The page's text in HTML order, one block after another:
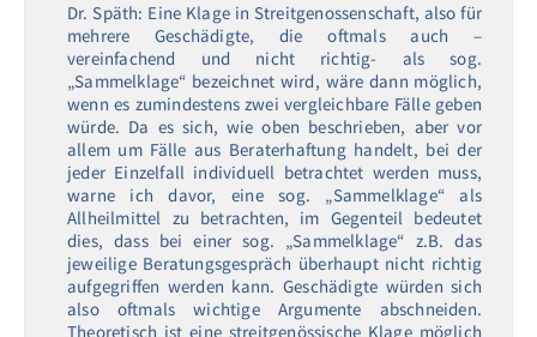
Dr. Späth: Eine Klage in Streitgenossenschaft, also für
mehrere Geschädigte, die oftmals auch –
vereinfachend und nicht richtig- als sog.
„Sammelklage“ bezeichnet wird, wäre dann möglich,
wenn es zumindestens zwei vergleichbare Fälle geben
würde. Da es sich, wie oben beschrieben, aber vor
allem um Fälle aus Beraterhaftung handelt, bei der
jeder Einzelfall individuell betrachtet werden muss,
warne ich davor, eine sog. „Sammelklage“ als
Allheilmittel zu betrachten, im Gegenteil bedeutet
dies, dass bei einer sog. „Sammelklage“ z.B. das
jeweilige Beratungsgespräch überhaupt nicht richtig
aufgegriffen werden kann. Geschädigte würden sich
also oftmals wichtige Argumente abschneiden.
Theoretisch ist eine streitgenössische Klage möglich